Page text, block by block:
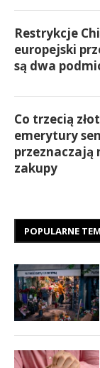
Restrykcje
europejski
są dwa
Co trzecią
emerytury
przeznaczają
zakupy
POPULARNE